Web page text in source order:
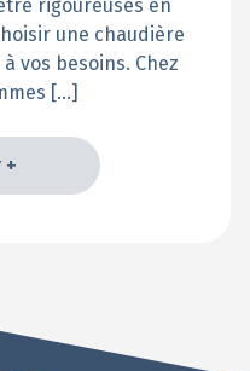
rigoureuses en
une chaudière
vos besoins. Chez
[…]
+